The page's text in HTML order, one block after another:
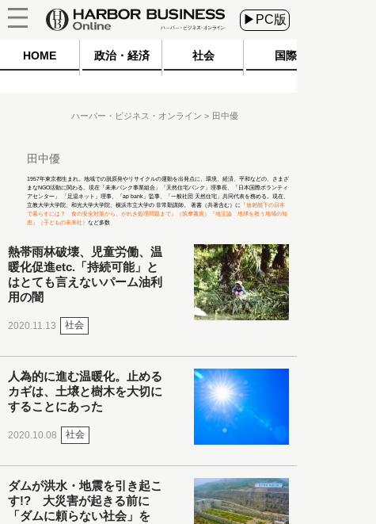
▶PC版
HOME 政治・経済 社会 国際
ハーバー・ビジネス・オンライン 田中優
田中優
1957年東京都生まれ。地域での脱原発やリサイクルの運動を出発点に、環境、経済、平和などの、さまざ
まなNGO活動に関わる。現在「未来バンク事業組合」「天然住宅バンク」理事長、「日本国際ボランティ
アセンター」 「足温ネット」理事、「ap bank」監事、「一般社団 天然住宅」共同代表を務める。現在、
立教大学大学院、和光大学大学院、横浜市立大学の 非常勤講師。 著書（共著含む）に
『放射能下の日本
で暮らすには？ 食の安全対策から、がれき処理問題まで』（筑摩書房）
『地宝論 地球を救う地域の知
恵』（子どもの未来社） など多数
熱帯雨林破壊、児童労働、温
暖化促進etc.「持続可能」と
はとても言えないパーム油利
用の闇
2020.11.13 社会
人為的に進む温暖化。止める
カギは、土壌と樹木を大切に
することにあった
2020.10.08 社会
ダムが洪水・地震を引き起こ
す!? 大災害が起きる前に
「ダムに頼らない社会」を